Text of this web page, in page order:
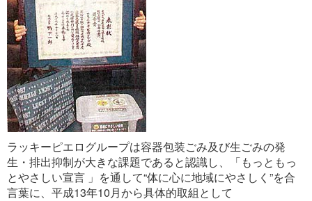
ラッキーピエログループは容器包装ごみ及び生ごみの発
生・排出抑制が大きな課題であると認識し、「もっともっ
とやさしい宣言 」を通して“体に心に地域にやさしく”を合
言葉に、平成13年10月から具体的取組として